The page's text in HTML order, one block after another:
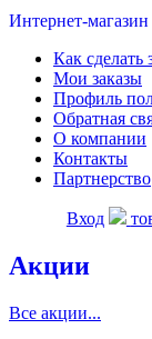
Интернет-магазин
Как сделать
Мои заказы
Профиль
Обратная
О компании
Контакты
Партнерство
Вход
Акции
Все акции...